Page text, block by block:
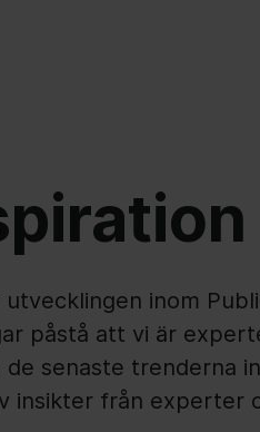
utvecklingen inom
påstå att vi är
de senaste trenderna
insikter från experter